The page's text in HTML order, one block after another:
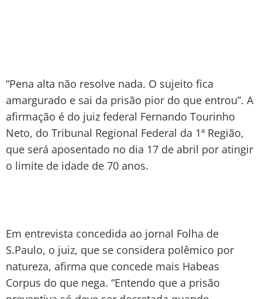
“Pena alta não resolve nada. O sujeito fica
amargurado e sai da prisão pior do que entrou”. A
afirmação é do juiz federal Fernando Tourinho
Neto, do Tribunal Regional Federal da 1ª Região,
que será aposentado no dia 17 de abril por atingir
o limite de idade de 70 anos.
Em entrevista concedida ao jornal Folha de
S.Paulo, o juiz, que se considera polêmico por
natureza, afirma que concede mais Habeas
Corpus do que nega. “Entendo que a prisão